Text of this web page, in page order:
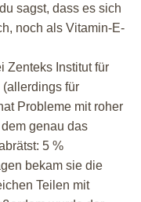
sagst, dass es sich
noch als Vitamin-E-
Zenteks Institut für
für
Probleme mit roher
genau das
5 %
bekam sie die
Teilen mit